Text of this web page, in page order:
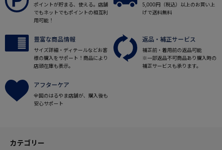
ポイントが貯まる、使える。店舗
でもネットでもポイントの相互利
用可能！
5,000円（税込）以上のお買い上
げで送料無料
豊富な商品情報
サイズ詳細・ディテールなどお客
様の購入をサポート！商品により
店頭在庫も表示。
返品・補正サービス
補正前・着用前の返品可能
※一部返品不可商品あり購入時の
補正サービスも承ります。
アフターケア
全国のはるやま店舗が、購入後も
安心サポート
カテゴリー